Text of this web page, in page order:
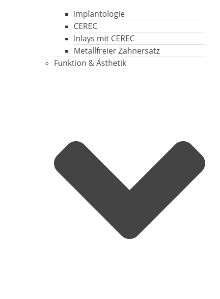
Implantologie
CEREC
Inlays mit CEREC
Metallfreier Zahnersatz
Funktion & Ästhetik